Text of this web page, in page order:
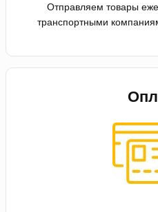
Отправляем товары
транспортными